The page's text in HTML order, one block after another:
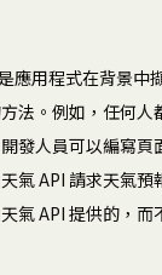
應用程式在背景中
法。例如，任何人
發人員可以編寫頁
氣 API 請求天氣
氣 API 提供的，